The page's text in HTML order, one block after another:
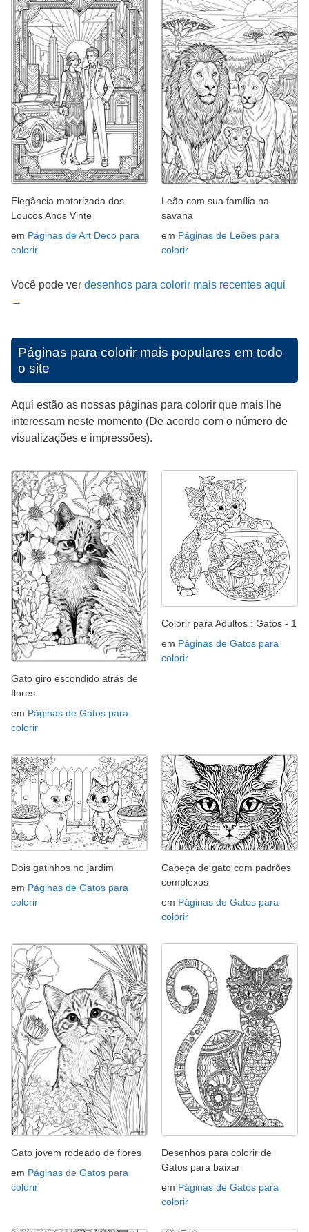
Elegância motorizada dos
Loucos Anos Vinte
em Páginas de Art Deco para
colorir
Leão com sua família na
savana
em Páginas de Leões para
colorir
Você pode ver desenhos para colorir mais recentes aqui
→
Páginas para colorir mais populares em todo
o site
Aqui estão as nossas páginas para colorir que mais lhe
interessam neste momento (De acordo com o número de
visualizações e impressões).
Gato giro escondido atrás de
flores
em Páginas de Gatos para
colorir
Colorir para Adultos : Gatos - 1
em Páginas de Gatos para
colorir
Dois gatinhos no jardim
em Páginas de Gatos para
colorir
Cabeça de gato com padrões
complexos
em Páginas de Gatos para
colorir
Gato jovem rodeado de flores
em Páginas de Gatos para
colorir
Desenhos para colorir de
Gatos para baixar
em Páginas de Gatos para
colorir